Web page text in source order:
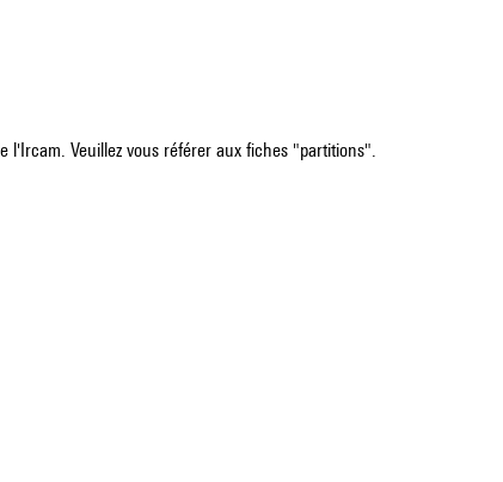
l'Ircam. Veuillez vous référer aux fiches "partitions".